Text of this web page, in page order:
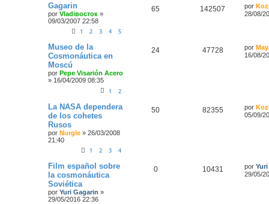
Gagarin
por Vladiвосток »
09/03/2007 22:58
1 2 3 4 5
65 142507 por
28/08/
Museo de la
Cosmonáutica en
Moscú
por Pepe Visarión Acero
» 16/04/2009 08:35
1 2
24 47728 por
16/08/
La NASA dependera
de los cohetes
Rusos
por Nurgle » 26/03/2008
21:40
1 2 3 4
50 82355 por
05/09/
Film español sobre
la cosmonáutica
Soviética
por Yuri Gagarin »
29/05/2016 22:36
0 10431 por
29/05/